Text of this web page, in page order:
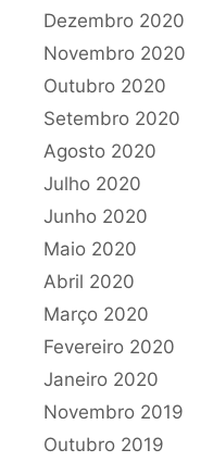
Dezembro 2020
Novembro 2020
Outubro 2020
Setembro 2020
Agosto 2020
Julho 2020
Junho 2020
Maio 2020
Abril 2020
Março 2020
Fevereiro 2020
Janeiro 2020
Novembro 2019
Outubro 2019